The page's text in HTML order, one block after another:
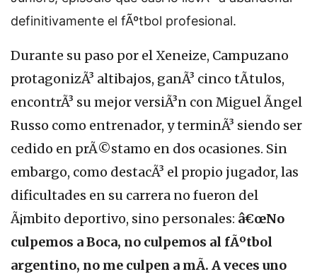
definitivamente el fÃºtbol profesional.
Durante su paso por el Xeneize, Campuzano
protagonizÃ³ altibajos, ganÃ³ cinco tÃ­tulos,
encontrÃ³ su mejor versiÃ³n con Miguel Ãngel
Russo como entrenador, y terminÃ³ siendo ser
cedido en prÃ©stamo en dos ocasiones. Sin
embargo, como destacÃ³ el propio jugador, las
dificultades en su carrera no fueron del
Ã¡mbito deportivo, sino personales: â€œNo
culpemos a Boca, no culpemos al fÃºtbol
argentino, no me culpen a mÃ­. A veces uno